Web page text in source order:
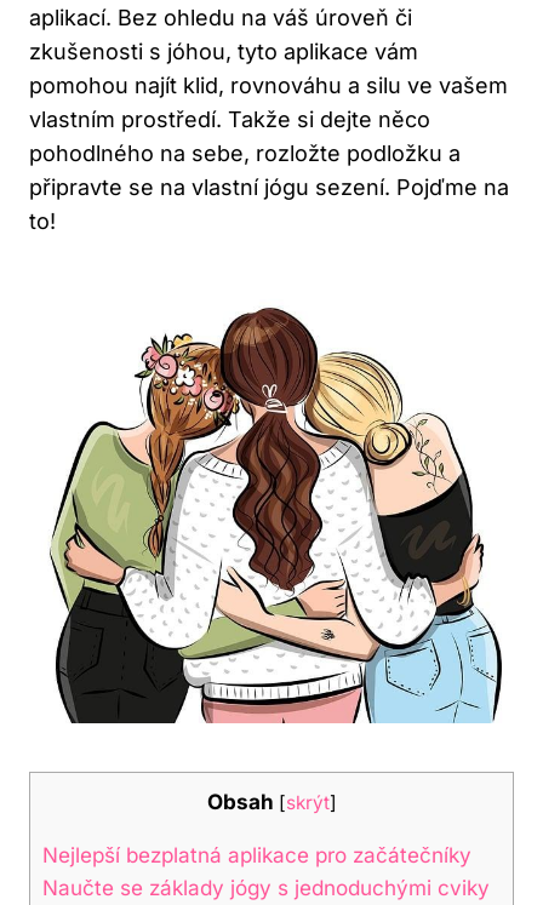
aplikací. Bez ohledu na váš úroveň či
zkušenosti s jóhou, tyto aplikace vám
pomohou najít klid, rovnováhu a silu ve vašem
vlastním prostředí. Takže si dejte něco
pohodlného na sebe, rozložte podložku a
připravte se na vlastní jógu sezení. Pojďme na
to!
Obsah [skrýt]
Nejlepší bezplatná aplikace pro začátečníky
Naučte se základy jógy s jednoduchými cviky